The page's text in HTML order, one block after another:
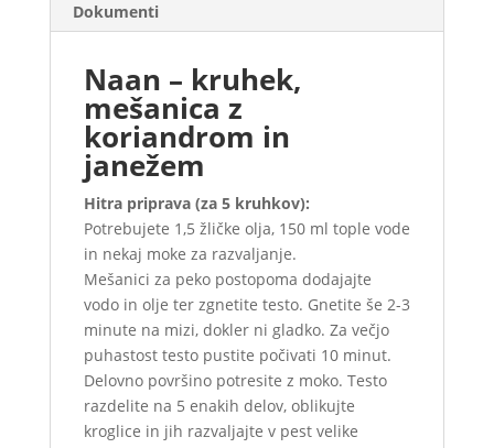
Dokumenti
Naan – kruhek,
mešanica z
koriandrom in
janežem
Hitra priprava (za 5 kruhkov):
Potrebujete 1,5 žličke olja, 150 ml tople vode
in nekaj moke za razvaljanje.
Mešanici za peko postopoma dodajajte
vodo in olje ter zgnetite testo. Gnetite še 2-3
minute na mizi, dokler ni gladko. Za večjo
puhastost testo pustite počivati ​​10 minut.
Delovno površino potresite z moko. Testo
razdelite na 5 enakih delov, oblikujte
kroglice in jih razvaljajte v pest velike